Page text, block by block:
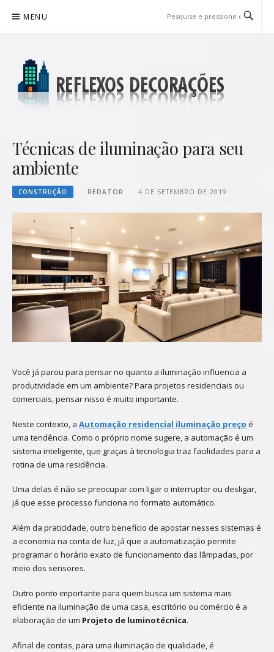
para
MENU
Técnicas de iluminação para seu
ambiente
CONSTRUÇÃO REDATOR 4 DE SETEMBRO DE 2019
Você já parou para pensar no quanto a iluminação influencia a
produtividade em um ambiente? Para projetos residenciais ou
comerciais, pensar nisso é muito importante.
Neste contexto, a Automação residencial iluminação preço é
uma tendência. Como o próprio nome sugere, a automação é um
sistema inteligente, que graças à tecnologia traz facilidades para a
rotina de uma residência.
Uma delas é não se preocupar com ligar o interruptor ou desligar,
já que esse processo funciona no formato automático.
Além da praticidade, outro benefício de apostar nesses sistemas é
a economia na conta de luz, já que a automatização permite
programar o horário exato de funcionamento das lâmpadas, por
meio dos sensores.
Outro ponto importante para quem busca um sistema mais
eficiente na iluminação de uma casa, escritório ou comércio é a
elaboração de um Projeto de luminotécnica.
Afinal de contas, para uma iluminação de qualidade, é